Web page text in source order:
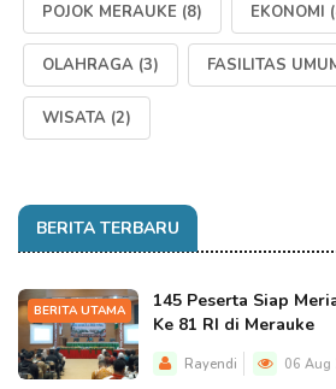
POJOK MERAUKE (8) EKONOMI
OLAHRAGA (3) FASILITAS
WISATA (2)
BERITA TERBARU
BERITA UTAMA
145 Peserta Siap
Ke 81 RI di Merauke
Rayendi 06 Aug